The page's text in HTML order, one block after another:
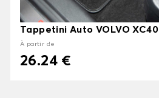
Tappetini Auto VOLVO XC40
À partir de
26.24 €